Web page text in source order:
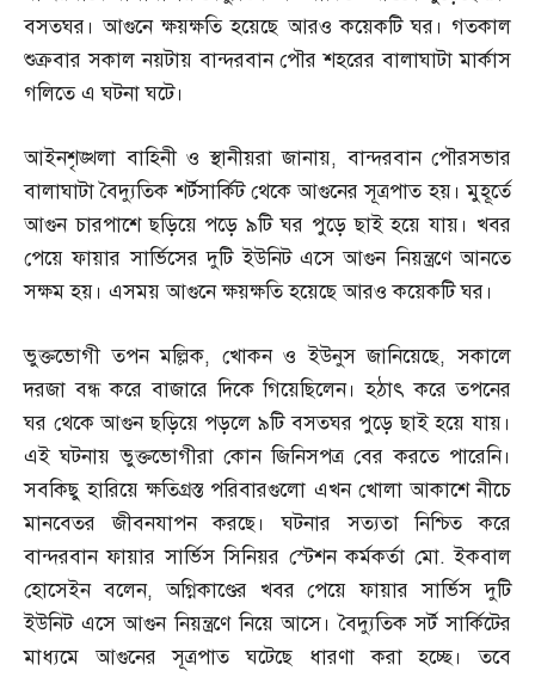
বসতঘর। আগুনে ক্ষয়ক্ষতি হয়েছে আরও কয়েকটি ঘর। গতকাল
শুক্রবার সকাল নয়টায় বান্দরবান পৌর শহরের বালাঘাটা মার্কাস
গলিতে এ ঘটনা ঘটে।
আইনশৃঙ্খলা বাহিনী ও স্থানীয়রা জানায়,বান্দরবান পৌরসভার
বালাঘাটা বৈদ্যুতিক শর্টসার্কিট থেকে আগুনের সূত্রপাত হয়। মুহূর্তে
আগুন চারপাশে ছড়িয়ে পড়ে ৯টি ঘর পুড়ে ছাই হয়ে যায়। খবর
পেয়ে ফায়ার সার্ভিসের দুটি ইউনিট এসে আগুন নিয়ন্ত্রণে আনতে
সক্ষম হয়। এসময় আগুনে ক্ষয়ক্ষতি হয়েছে আরও কয়েকটি ঘর।
ভুক্তভোগী তপন মল্লিক, খোকন ও ইউনুস জানিয়েছে,সকালে
দরজা বন্ধ করে বাজারে দিকে গিয়েছিলেন। হঠাৎ করে তপনের
ঘর থেকে আগুন ছড়িয়ে পড়লে ৯টি বসতঘর পুড়ে ছাই হয়ে যায়।
এই ঘটনায় ভুক্তভোগীরা কোন জিনিসপত্র বের করতে পারেনি।
সবকিছু হারিয়ে ক্ষতিগ্রস্ত পরিবারগুলো এখন খোলা আকাশে নীচে
মানবেতর জীবনযাপন করছে। ঘটনার সত্যতা নিশ্চিত করে
বান্দরবান ফায়ার সার্ভিস সিনিয়র স্টেশন কর্মকর্তা মো.ইকবাল
হোসেইন বলেন,অগ্নিকাণ্ডের খবর পেয়ে ফায়ার সার্ভিস দুটি
ইউনিট এসে আগুন নিয়ন্ত্রণে নিয়ে আসে। বৈদ্যুতিক সর্ট সার্কিটের
মাধ্যমে আগুনের সূত্রপাত ঘটেছে ধারণা করা হচ্ছে। তবে